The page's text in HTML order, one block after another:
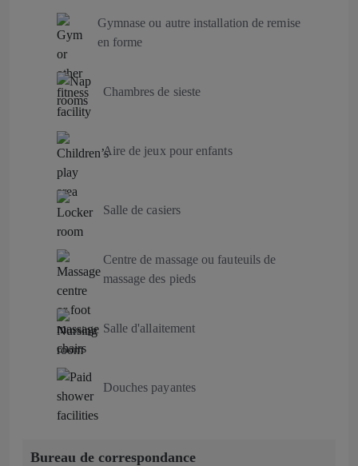
Gymnase ou autre installation de remise
en forme
Chambres de sieste
Aire de jeux pour enfants
Salle de casiers
Centre de massage ou fauteuils de
massage des pieds
Salle d'allaitement
Douches payantes
Bureau de correspondance